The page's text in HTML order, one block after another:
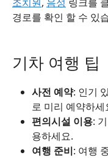
경로를 확인 할 수 있
기차 여행 팁
사전 예약: 인기
로 미리 예약하세
편의시설 이용:
용하세요.
여행 준비: 여행